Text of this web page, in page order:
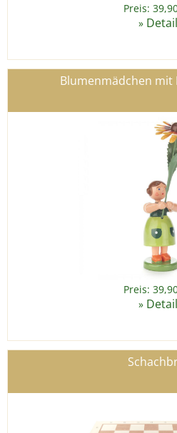
Preis:
»
Blumenmädchen mit
Preis:
»